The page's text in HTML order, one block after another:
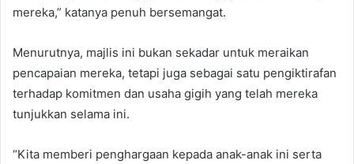
mereka,” katanya penuh bersemangat.
Menurutnya, majlis ini bukan sekadar untuk meraikan
pencapaian mereka, tetapi juga sebagai satu pengiktirafan
terhadap komitmen dan usaha gigih yang telah mereka
tunjukkan selama ini.
“Kita memberi penghargaan kepada anak-anak ini serta